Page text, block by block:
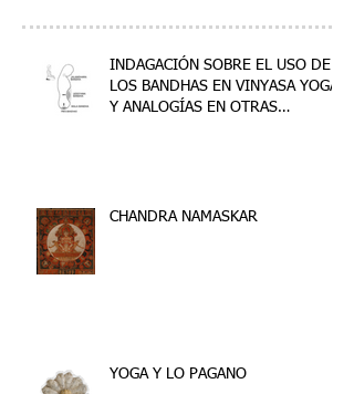
INDAGACIÓN SOBRE EL USO DE
LOS BANDHAS EN VINYASA YOGA
Y ANALOGÍAS EN OTRAS
CHANDRA NAMASKAR
YOGA Y LO PAGANO